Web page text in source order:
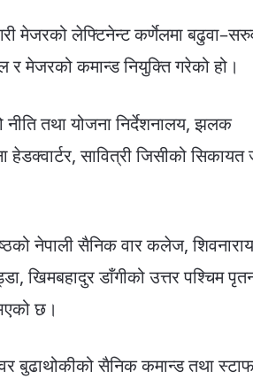
लेफ्टिनेन्ट कर्णेलमा
मेजरको कमान्ड नियुक्ति गरेको हो।
तथा योजना निर्देशनालय, झलक
हेडक्वार्टर, सावित्री जिसीको सिकायत
नेपाली सैनिक वार कलेज,
खिमबहादुर डाँगीको उत्तर पश्चिम
छ।
बुढाथोकीको सैनिक कमान्ड तथा